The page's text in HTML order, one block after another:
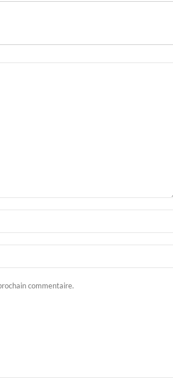
commentaire.